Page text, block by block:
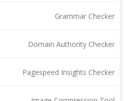
Grammar Checker
Domain Authority Checker
Pagespeed Insights Checker